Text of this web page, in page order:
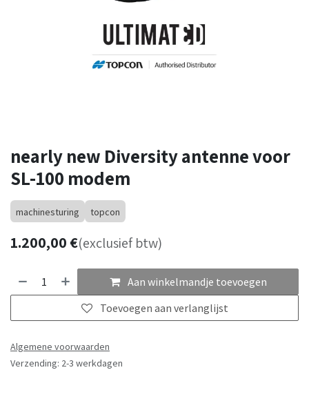
nearly new Diversity antenne voor
SL-100 modem
machinesturing topcon
1.200,00€(exclusief btw)
Aan winkelmandje toevoegen
Toevoegen aan verlanglijst
Algemene voorwaarden
Verzending: 2-3 werkdagen